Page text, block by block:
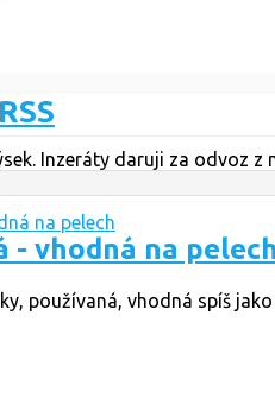
Inzeráty daruji za odvoz z
- vhodná na pelech
používaná, vhodná spíš